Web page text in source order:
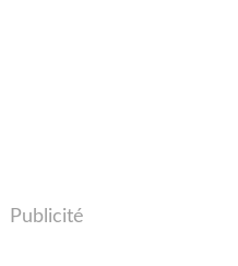
Publicité